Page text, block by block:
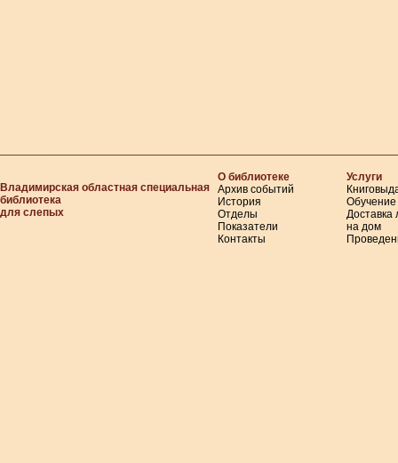
Владимирская областная специальная
библиотека
для слепых
О библиотеке
Архив событий
История
Отделы
Показатели
Контакты
Услуги
Обучение
Доставка
на дом